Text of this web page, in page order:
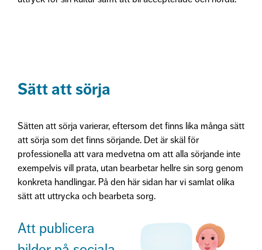
Sätt att sörja
Sätten att sörja varierar, eftersom det finns lika många sätt
att sörja som det finns sörjande. Det är skäl för
professionella att vara medvetna om att alla sörjande inte
exempelvis vill prata, utan bearbetar hellre sin sorg genom
konkreta handlingar. På den här sidan har vi samlat olika
sätt att uttrycka och bearbeta sorg.
Att publicera